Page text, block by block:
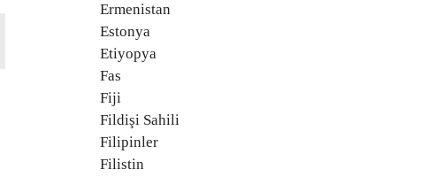
Ermenistan
Estonya
Etiyopya
Fas
Fiji
Fildişi Sahili
Filipinler
Filistin